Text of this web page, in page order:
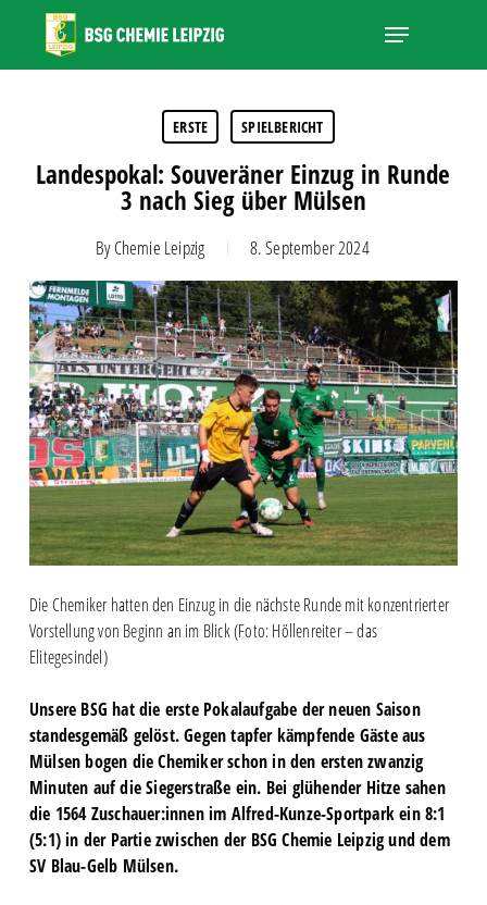
main
Menu
ERSTE SPIELBERICHT
Landespokal: Souveräner Einzug in Runde
3 nach Sieg über Mülsen
ByChemie Leipzig 8. September 2024
Die Chemiker hatten den Einzug in die nächste Runde mit konzentrierter
Vorstellung von Beginn an im Blick (Foto: Höllenreiter – das
Elitegesindel)
Unsere BSG hat die erste Pokalaufgabe der neuen Saison
standesgemäß gelöst. Gegen tapfer kämpfende Gäste aus
Mülsen bogen die Chemiker schon in den ersten zwanzig
Minuten auf die Siegerstraße ein. Bei glühender Hitze sahen
die 1564 Zuschauer:innen im Alfred-Kunze-Sportpark ein 8:1
(5:1) in der Partie zwischen der BSG Chemie Leipzig und dem
SV Blau-Gelb Mülsen.
Close